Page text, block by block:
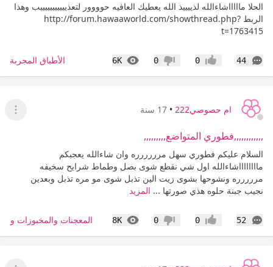
الحلا ماااااشاءالله لذييييذ الله يعطيك العافيه حوووور لتعذيييييييييييب وهذا
الربط http://forum.hawaaworld.com/showthread.php?
t=1763415
44
التعليقات إعجاب0 عدم إعجاب
0
6K
المشاهدات الأطباق المجربة
ام حصوصي222 • 17 سنة
عرض
,,,,,,,,,,,,فطوري المتواضع,,,,,,,,,
السلام عليكم فطوري سهل مرررررره وان شاءالله يعجبكم
مااااااااشاءالله اول شي نقطع شوى بصل وطماط شرايح سخيفه
مررررره ونشوحها بشوى زيت الين تذبل شوى مو مره تذبل وبعدين
نجيب جبنة حلوه هذي صورتها ... المزيد
52
التعليقات إعجاب0 عدم إعجاب
0
8K
المشاهدات المعجنات والمخبوزات